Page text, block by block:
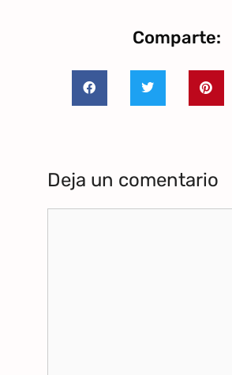
Comparte:
Deja un comentario